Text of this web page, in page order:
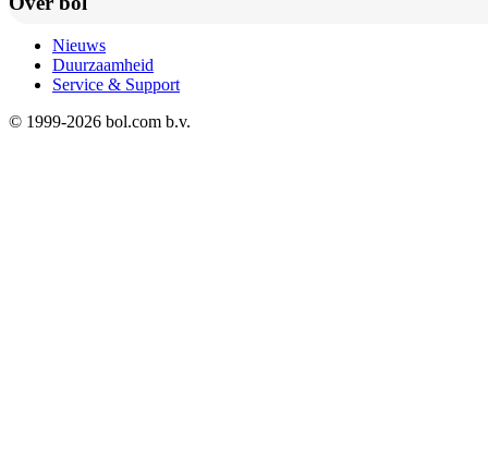
Nieuws
Duurzaamheid
Service & Support
© 1999-2026 bol.com b.v.